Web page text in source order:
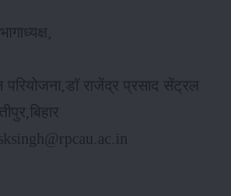
राजेंद्र प्रसाद सेंट्रल